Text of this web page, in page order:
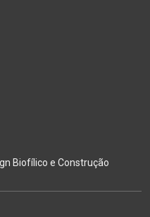
Biofílico e Construção